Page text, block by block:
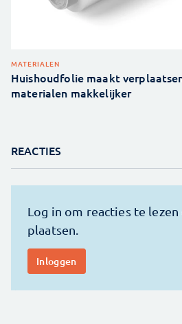
MATERIALEN
Huishoudfolie maakt
materialen makkelijker
REACTIES